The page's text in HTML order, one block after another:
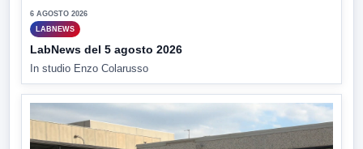
6 AGOSTO 2026
LABNEWS
LabNews del 5 agosto 2026
In studio Enzo Colarusso